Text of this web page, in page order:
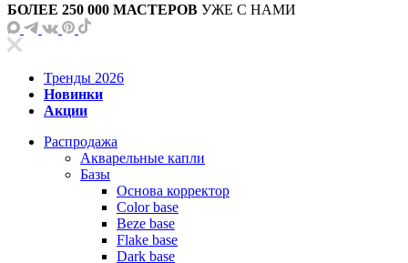
БОЛЕЕ 250 000 МАСТЕРОВ УЖЕ С НАМИ
Тренды 2026
Новинки
Акции
Распродажа
Акварельные капли
Базы
Основа корректор
Color base
Beze base
Flake base
Dark base